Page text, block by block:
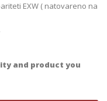
EXW ( natovareno na
and product you